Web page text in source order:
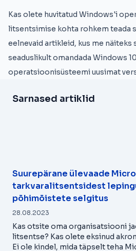
Kas olete huvitatud Windows'i
litsentsimise kohta rohkem teada
eelnevaid artikleid, kus me näiteks
seaduslikult omandada Windows
operatsioonisüsteemi uusimat
Sarnased artiklid
Suurepärane ülevaade
tarkvaralitsentsidest
põhimõistete selgitus
28.08.2023
Kas otsite oma organisatsiooni
litsentse? Kas olete eksinud
Ei ole kindel, mida täpselt teha